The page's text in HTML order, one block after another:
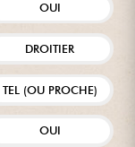
OUI
DROITIER
TEL (OU PROCHE)
OUI